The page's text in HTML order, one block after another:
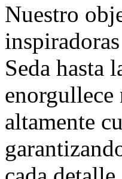
Nuestro
Seda hasta
enorgullece
altamente